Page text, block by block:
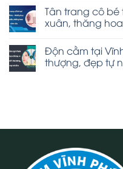
Tân trang cô bé
xuân, thăng
Độn cằm tại
thượng, đẹp tự